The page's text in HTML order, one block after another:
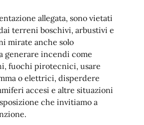
allegata, sono vietati
terreni boschivi, arbustivi e
mirate anche solo
generare incendi come
fuochi pirotecnici, usare
o elettrici, disperdere
accesi e altre situazioni
che invitiamo a